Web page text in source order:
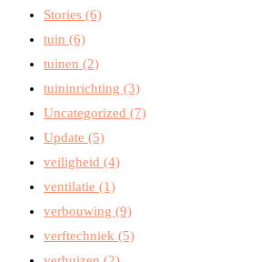
Stories (6)
tuin (6)
tuinen (2)
tuininrichting (3)
Uncategorized (7)
Update (5)
veiligheid (4)
ventilatie (1)
verbouwing (9)
verftechniek (5)